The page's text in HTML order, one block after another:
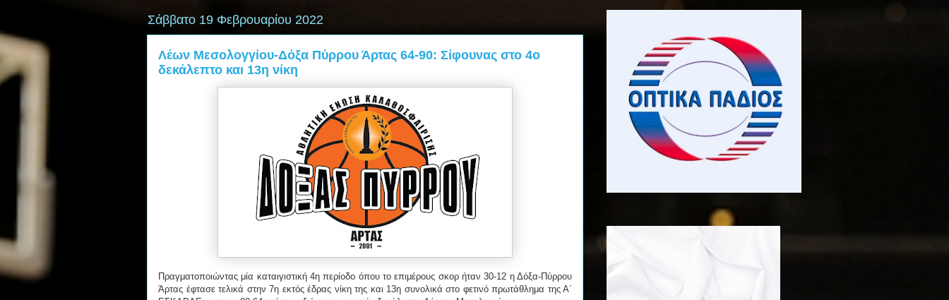
Σάββατο 19 Φεβρουαρίου 2022
Λέων Μεσολογγίου-Δόξα Πύρρου Άρτας 64-90: Σίφουνας στο 4ο
δεκάλεπτο και 13η νίκη
Πραγματοποιώντας μία καταιγιστική 4η περίοδο όπου το επιμέρους σκορ ήταν 30-12 η Δόξα-Πύρρου
Άρτας έφτασε τελικά στην 7η εκτός έδρας νίκη της και 13η συνολικά στο φετινό πρωτάθλημα της Α΄